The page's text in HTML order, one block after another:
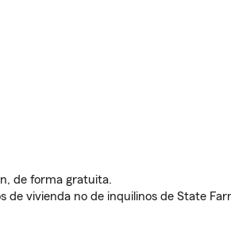
de forma gratuita.
de vivienda no de inquilinos de State